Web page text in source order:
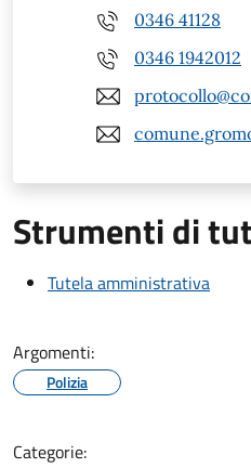
0346 41128
0346 1942012
Strumenti di
Tutela amministrativa
Argomenti:
Polizia
Categorie: